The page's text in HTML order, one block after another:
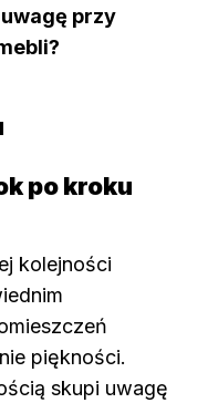
przy
po kroku
kolejności
piękności.
skupi uwagę